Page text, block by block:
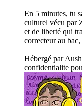
En 5 minutes, tu
culturel vécu par
et de liberté qui
correcteur au
Hébergé par
confidentialite